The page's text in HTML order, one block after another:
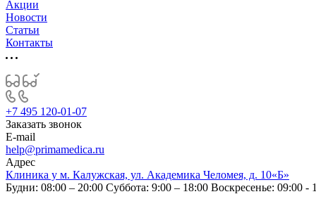
Акции
Новости
Статьи
Контакты
+7 495 120-01-07
Заказать звонок
E-mail
help@primamedica.ru
Адрес
Клиника у м. Калужская, ул. Академика Челомея, д. 10«Б»
Будни: 08:00 – 20:00 Суббота: 9:00 – 18:00 Воскресенье: 09:00 -